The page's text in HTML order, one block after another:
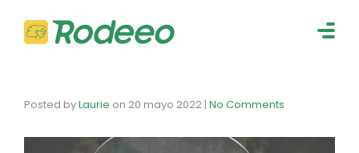
Posted byLaurie on 20 mayo 2022 | No Comments